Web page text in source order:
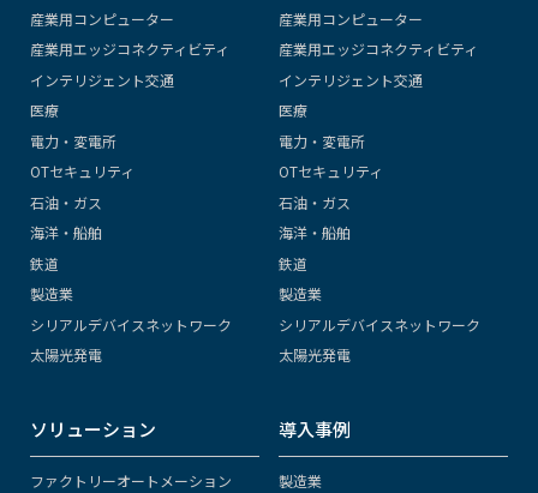
産業用コンピューター
産業用エッジコネクティビティ
インテリジェント交通
医療
電力・変電所
OTセキュリティ
石油・ガス
海洋・船舶
鉄道
製造業
シリアルデバイスネットワーク
太陽光発電
産業用コンピューター
産業用エッジコネクティビティ
インテリジェント交通
医療
電力・変電所
OTセキュリティ
石油・ガス
海洋・船舶
鉄道
製造業
シリアルデバイスネットワーク
太陽光発電
ソリューション
ファクトリーオートメーション
導入事例
製造業